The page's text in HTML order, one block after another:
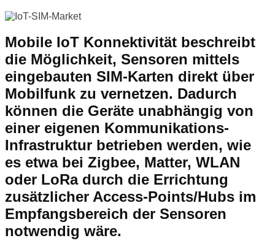
Mobile IoT Konnektivität beschreibt
die Möglichkeit, Sensoren mittels
eingebauten SIM-Karten direkt über
Mobilfunk zu vernetzen. Dadurch
können die Geräte unabhängig von
einer eigenen Kommunikations-
Infrastruktur betrieben werden, wie
es etwa bei Zigbee, Matter, WLAN
oder LoRa durch die Errichtung
zusätzlicher Access-Points/Hubs im
Empfangsbereich der Sensoren
notwendig wäre.